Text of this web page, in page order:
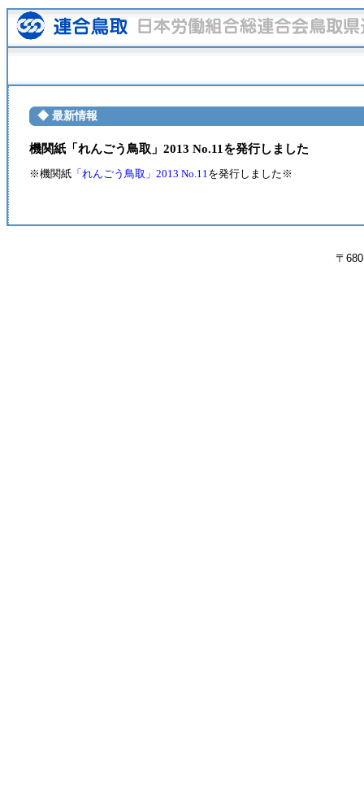
◆ 最新情報
機関紙「れんごう鳥取」2013 No.11を発行しました
※機関紙 「れんごう鳥取」2013 No.11を発行しました※
〒